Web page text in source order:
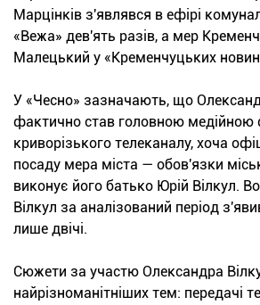
Марцінків з'являвся в ефірі
«Вежа» дев'ять разів, а мер
Малецький у «Кременчуцьких
У «Чесно» зазначають, що
фактично став головною медійною
криворізького телеканалу, хоча
посаду мера міста — обов'язки
виконує його батько Юрій Вілкул.
Вілкул за аналізований період
лише двічі.
Сюжети за участю Олександра
найрізноманітніших тем: передачі